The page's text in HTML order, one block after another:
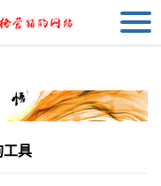
工具